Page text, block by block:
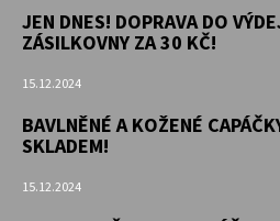
JEN DNES! DOPRAVA DO
ZÁSILKOVNY ZA 30 KČ!
15.12.2024
BAVLNĚNÉ A KOŽENÉ
SKLADEM!
15.12.2024